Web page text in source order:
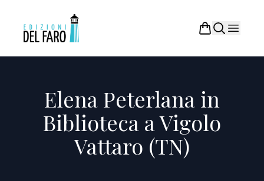
Elena Peterlana in
Biblioteca a Vigolo
Vattaro (TN)